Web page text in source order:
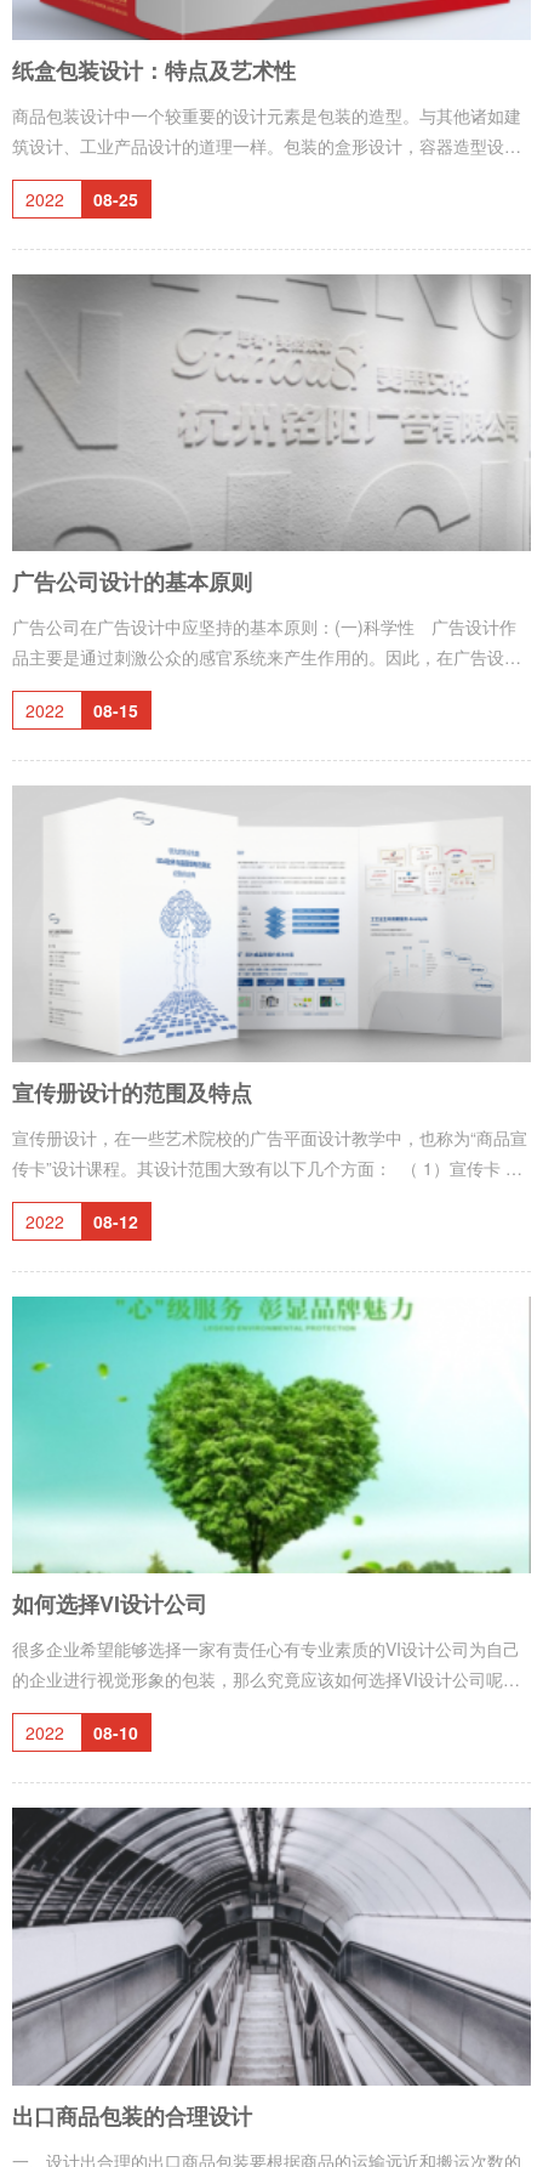
纸盒包装设计：特点及艺术性
商品包装设计中一个较重要的设计元素是包装的造型。与其他诸如建
筑设计、工业产品设计的道理一样。包装的盒形设计，容器造型设计
都是由其本身的功能来决定形态的，是根据被包装产品的性质，形状
和重量来决定的，将立体构成的原理合理地运作在解决包装的造型结
程。立体构成中的面在空间中起分割空间的作用，对不同部位的面加
以切割、旋转、折叠，所得到的面就有不同的情感体现。平面有平
整、光滑、简洁之感。曲面有柔软、
2022 08-25
广告公司设计的基本原则
广告公司在广告设计中应坚持的基本原则：(一)科学性 广告设计作
品主要是通过刺激公众的感官系统来产生作用的。因此，在广告设计
过程中，应该自觉运用人的视觉规律、听觉规律和心理联想机制，使
广告作品的字体设计、色彩组合、情节编排等参数完全符合人的感觉
也是艺术创作，属于精神财富创造活动的一部分。因此，在广告作品
术化的作品意境，提高广告作
2022 08-15
宣传册设计的范围及特点
宣传册设计，在一些艺术院校的广告平面设计教学中，也称为“商品宣
传卡”设计课程。其设计范围大致有以下几个方面： （ 1）宣传卡 包
括传单、明信片、贺年片、企业介绍卡、请柬、贺卡、入场券、节目
单、菜单等，一般只在正面介绍主要内容，正反面均有相关的说明文
画册等，其设计内容有产品展现，有前言、致辞、各种商品、成果介
2022 08-12
如何选择VI设计公司
很多企业希望能够选择一家有责任心有专业素质的VI设计公司为自己
的企业进行视觉形象的包装，那么究竟应该如何选择VI设计公司呢？
首先，企业应该先看一下这个设计公司的定位，也就是这个设计公司
的主营业务，是否是一个专注于平面设计领域的设计公司，是否有成
做的很好不是那么简单的。第二：从业设计人员的素质问题 ，首先设
计师应该是专业出身，其次就是这个设计师应该专注于企业品牌形象
方面的研究，这样才能
2022 08-10
出口商品包装的合理设计
一、设计出合理的出口商品包装要根据商品的运输远近和搬运次数的